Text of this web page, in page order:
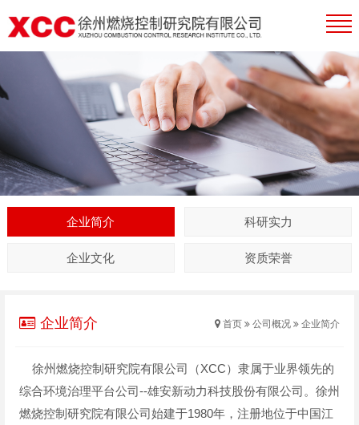
企业简介 科研实力
企业文化 资质荣誉
企业简介 首页 公司概况 企业简介
徐州燃烧控制研究院有限公司（XCC）隶属于业界领先的
综合环境治理平台公司--雄安新动力科技股份有限公司。徐州
燃烧控制研究院有限公司始建于1980年，注册地位于中国江